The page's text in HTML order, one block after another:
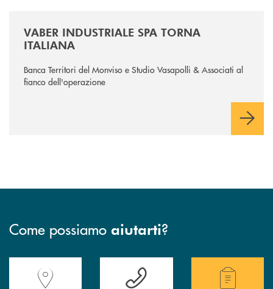
VABER INDUSTRIALE SPA TORNA
ITALIANA
Banca Territori del Monviso e Studio Vasapolli & Associati al
fianco dell'operazione
Come possiamo aiutarti?
Accedi all' elenco completo delle filiali della Banca.
Hai bisogno di assistenza immediata?
Hai bisogno di